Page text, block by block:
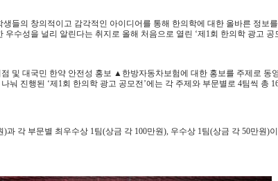
들의 창의적이고 감각적인 아이디어를 통해 한의학에 대한 올바른 정보를
우수성을 널리 알린다는 취지로 올해 처음으로 열린 ‘제1회 한의학 광고 공
및 대국민 한약 안전성 홍보 ▲한방자동차보험에 대한 홍보를 주제로 동
눠 진행된 ‘제1회 한의학 광고 공모전’에는 각 주제와 부문별로 4팀씩 총
과 각 부문별 최우수상 1팀(상금 각 100만원), 우수상 1팀(상금 각 50만원)이